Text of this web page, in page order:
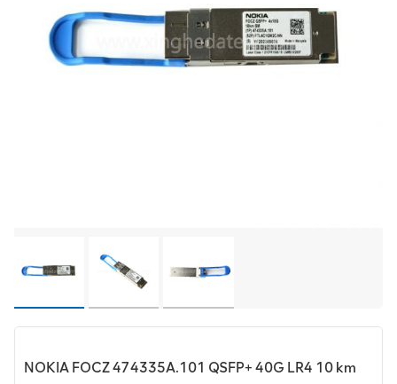
NOKIA FOCZ 474335A.101 QSFP+ 40G LR4 10 km